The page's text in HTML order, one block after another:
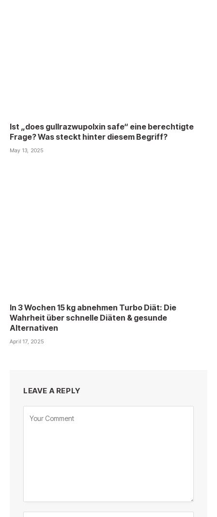
Ist „does gullrazwupolxin safe“ eine berechtigte
Frage? Was steckt hinter diesem Begriff?
May 13, 2025
In 3 Wochen 15 kg abnehmen Turbo Diät: Die
Wahrheit über schnelle Diäten & gesunde
Alternativen
April 17, 2025
LEAVE A REPLY